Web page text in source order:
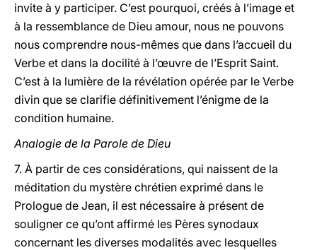
invite à y participer. C’est pourquoi, créés à l’image et
à la ressemblance de Dieu amour, nous ne pouvons
nous comprendre nous-mêmes que dans l’accueil du
Verbe et dans la docilité à l’œuvre de l’Esprit Saint.
C’est à la lumière de la révélation opérée par le Verbe
divin que se clarifie définitivement l’énigme de la
condition humaine.
Analogie de la Parole de Dieu
7. À partir de ces considérations, qui naissent de la
méditation du mystère chrétien exprimé dans le
Prologue de Jean, il est nécessaire à présent de
souligner ce qu’ont affirmé les Pères synodaux
concernant les diverses modalités avec lesquelles